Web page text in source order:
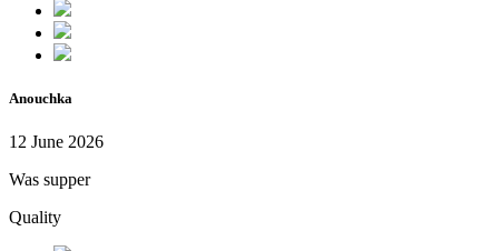
Anouchka
12 June 2026
Was supper
Quality